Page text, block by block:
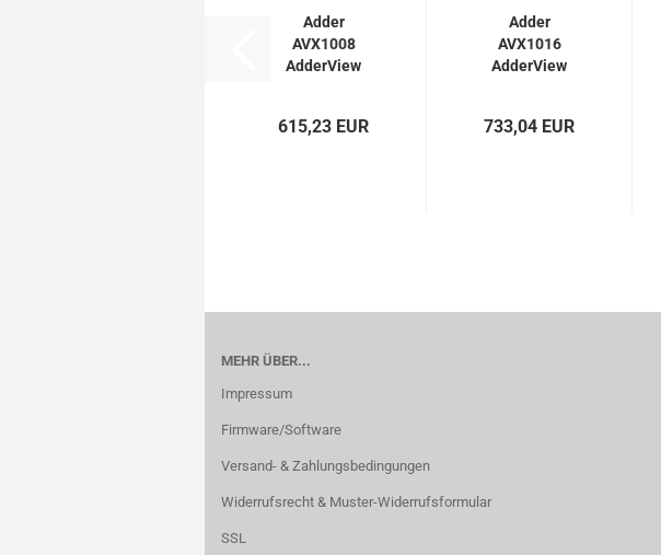
Adder
AVX1008
AdderView
Switch...
615,23 EUR
Adder
AVX1016
AdderView
Switch...
733,04 EUR
MEHR ÜBER...
Impressum
Firmware/Software
Versand- & Zahlungsbedingungen
Widerrufsrecht & Muster-Widerrufsformular
SSL